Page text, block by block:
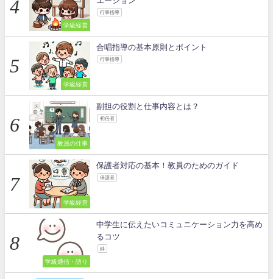
学級経営
行事指導
学級経営
合唱指導の基本原則とポイント
行事指導
教員の仕事
副担の役割と仕事内容とは？
初任者
学級経営
保護者対応の基本！教員のためのガイド
保護者
学級通信・語り
中学生に伝えたいコミュニケーション力を高め
るコツ
絆